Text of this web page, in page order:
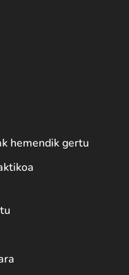
hemendik gertu